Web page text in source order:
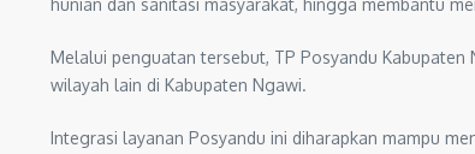
hunian dan sanitasi masyarakat, hingga membantu
Melalui penguatan tersebut, TP Posyandu
wilayah lain di Kabupaten Ngawi.
Integrasi layanan Posyandu ini diharapkan mampu